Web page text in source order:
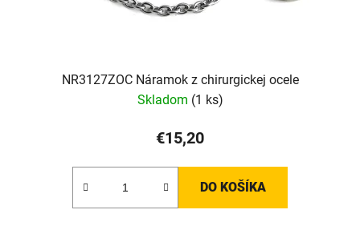
NR3127ZOC Náramok z chirurgickej ocele
Skladom (1 ks)
€15,20
DO KOŠÍKA